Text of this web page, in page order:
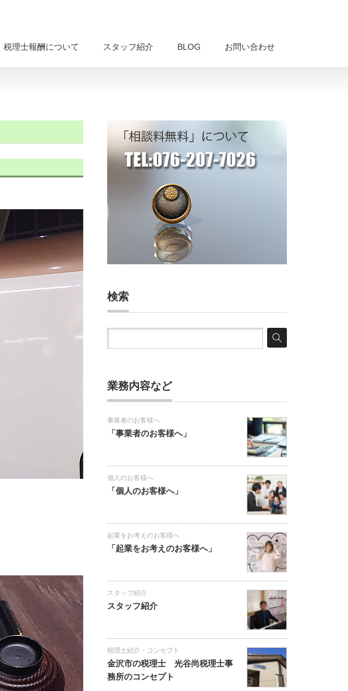
税理士報酬について スタッフ紹介 BLOG お問い合わせ
検索
業務内容など
事業者のお客様へ
「事業者のお客様へ」
個人のお客様へ
「個人のお客様へ」
起業をお考えのお客様へ
「起業をお考えのお客様へ」
スタッフ紹介
スタッフ紹介
税理士紹介・コンセプト
金沢市の税理士 光谷尚税理士事
務所のコンセプト